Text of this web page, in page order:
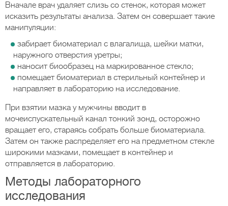
Вначале врач удаляет слизь со стенок, которая может
исказить результаты анализа. Затем он совершает такие
манипуляции:
забирает биоматериал с влагалища, шейки матки,
наружного отверстия уретры;
наносит биообразец на маркированное стекло;
помещает биоматериал в стерильный контейнер и
направляет в лабораторию на исследование.
При взятии мазка у мужчины вводит в
мочеиспускательный канал тонкий зонд, осторожно
вращает его, стараясь собрать больше биоматериала.
Затем он также распределяет его на предметном стекле
широкими мазками, помещает в контейнер и
отправляется в лабораторию.
Методы лабораторного
исследования